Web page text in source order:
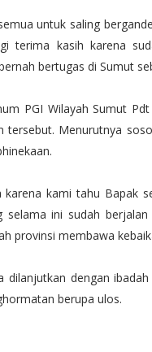
untuk saling
terima kasih karena
bertugas di Sumut
PGI Wilayah Sumut
tersebut. Menurutnya
karena kami tahu Bapak
selama ini sudah
provinsi membawa
dilanjutkan dengan
berupa ulos.